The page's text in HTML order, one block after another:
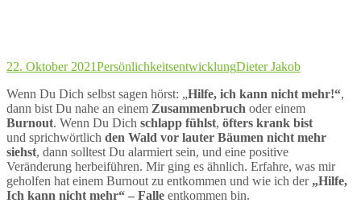
22. Oktober 2021PersönlichkeitsentwicklungDieter Jakob
Wenn Du Dich selbst sagen hörst: „Hilfe, ich kann nicht mehr!“,
dann bist Du nahe an einem Zusammenbruch oder einem
Burnout. Wenn Du Dich schlapp fühlst, öfters krank bist
und sprichwörtlich den Wald vor lauter Bäumen nicht mehr
siehst, dann solltest Du alarmiert sein, und eine positive
Veränderung herbeiführen. Mir ging es ähnlich. Erfahre, was mir
geholfen hat einem Burnout zu entkommen und wie ich der „Hilfe,
Ich kann nicht mehr“ – Falle entkommen bin.